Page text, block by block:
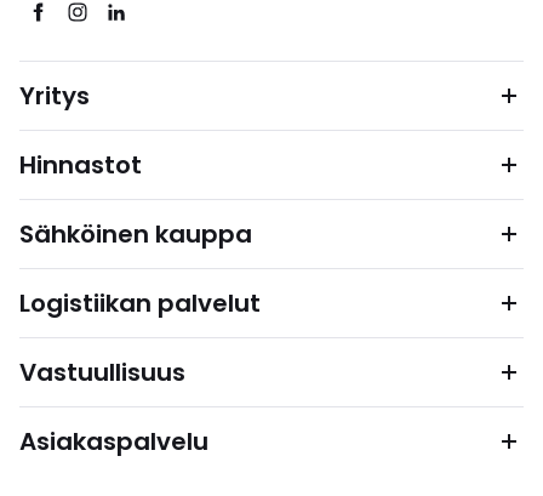
Yritys
Hinnastot
Sähköinen kauppa
Logistiikan palvelut
Vastuullisuus
Asiakaspalvelu